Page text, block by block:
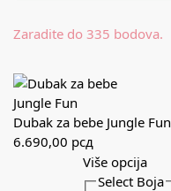
Zaradite do 335 bodova.
Dubak za bebe Jungle Fun
6.690,00 рсд
Više opcija
Select Boja